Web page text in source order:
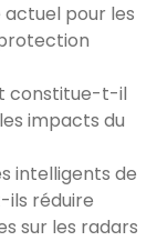
pour les
constitue-t-il
impacts du
intelligents de
ils réduire
sur les radars